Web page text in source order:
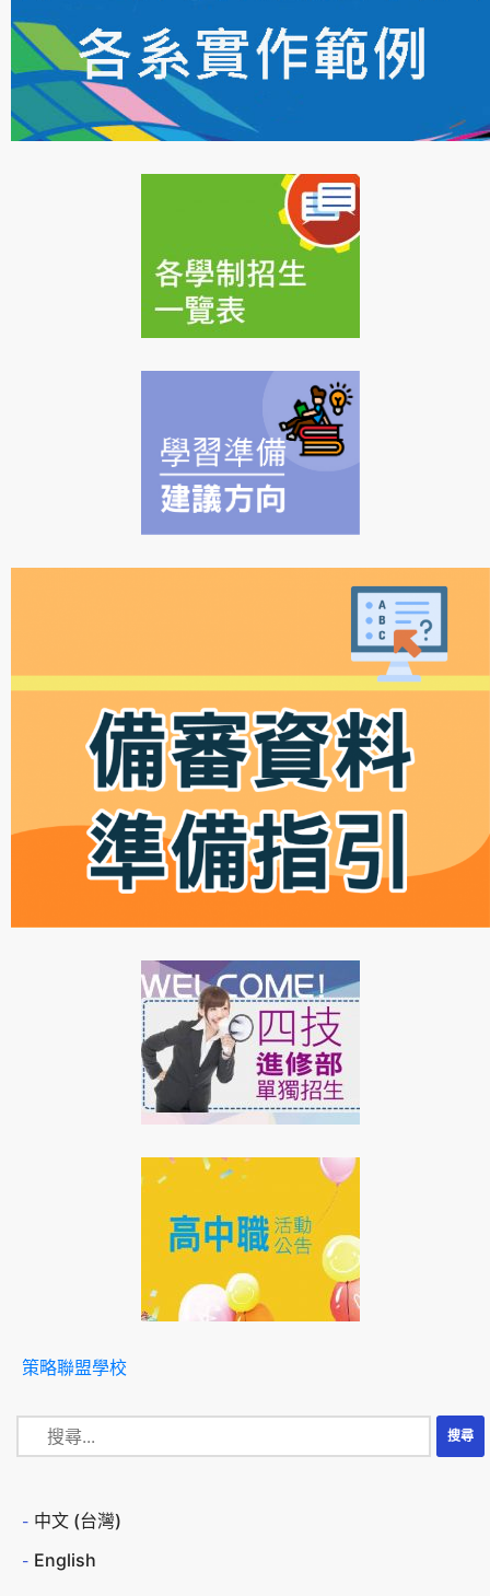
策略聯盟學校
中文 (台灣)
English